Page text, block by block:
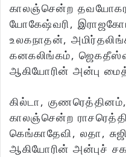
காலஞ்சென்ற
யோகேஷ்வரி,
உலகநாதன்,
கனகலிங்கம்,
ஆகியோரின் அன்பு
கில்டா,
காலஞ்சென்ற
கெங்காதேவி, லதா,
ஆகியோரின் அன்புச்